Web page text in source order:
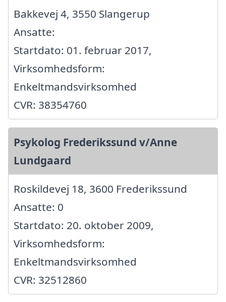
Bakkevej 4, 3550 Slangerup
Ansatte:
Startdato: 01. februar 2017,
Virksomhedsform:
Enkeltmandsvirksomhed
CVR: 38354760
Psykolog Frederikssund v/Anne
Lundgaard
Roskildevej 18, 3600 Frederikssund
Ansatte: 0
Startdato: 20. oktober 2009,
Virksomhedsform:
Enkeltmandsvirksomhed
CVR: 32512860